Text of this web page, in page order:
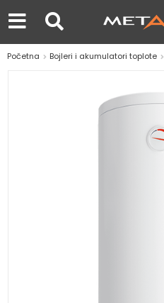
Početna Bojleri i akumulatori toplote